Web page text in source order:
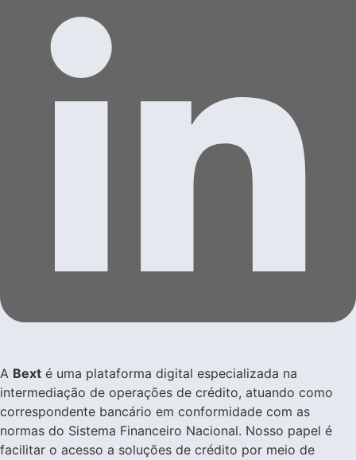
A Bext é uma plataforma digital especializada na
intermediação de operações de crédito, atuando como
correspondente bancário em conformidade com as
normas do Sistema Financeiro Nacional. Nosso papel é
facilitar o acesso a soluções de crédito por meio de